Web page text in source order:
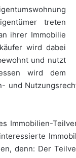
treten
ihrer Immobilie
wird dabei
und nutzt
wird dem
und
Immobilien-
denn: Der